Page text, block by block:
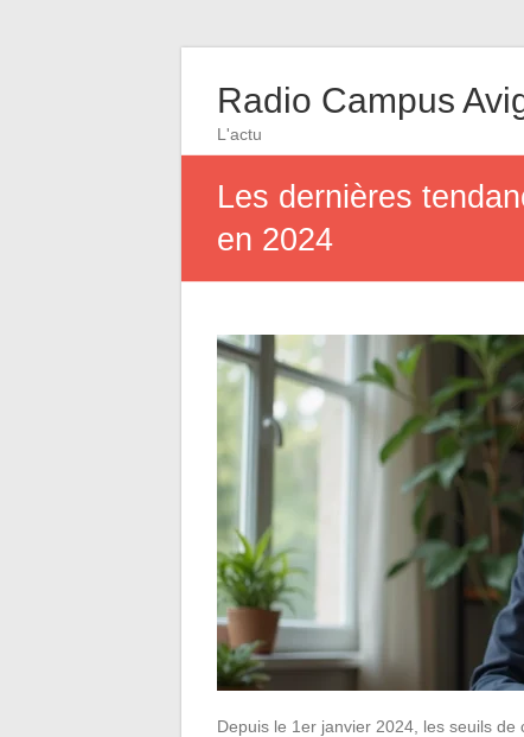
Radio Campus
L'actu
Les dernières
en 2024
Depuis le 1er janvier 2024, les seuils